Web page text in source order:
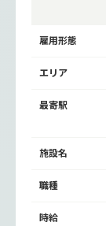
雇用形態
エリア
最寄駅
施設名
職種
時給